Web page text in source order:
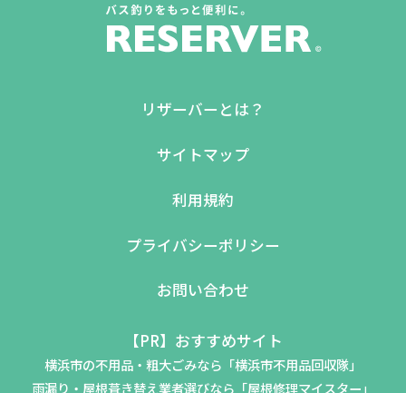
リザーバーとは？
サイトマップ
利用規約
プライバシーポリシー
お問い合わせ
【PR】おすすめサイト
横浜市の不用品・粗大ごみなら「横浜市不用品回収隊」
雨漏り・屋根葺き替え業者選びなら「屋根修理マイスター」